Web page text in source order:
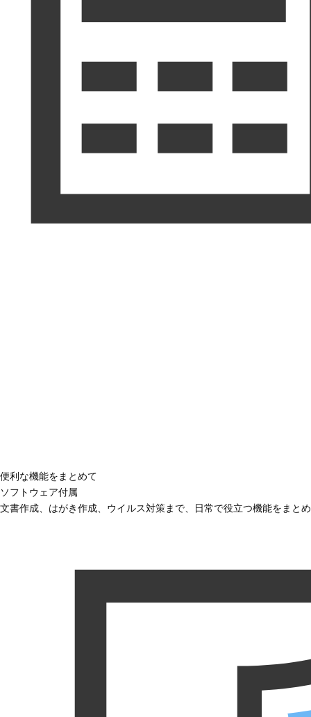
便利な機能をまとめて
ソフトウェア付属
文書作成、はがき作成、ウイルス対策まで、日常で役立つ機能をまと